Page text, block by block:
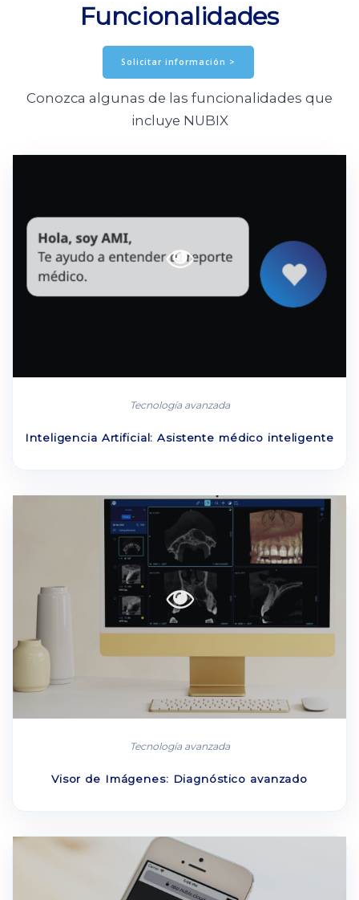
Funcionalidades
Solicitar información >
Conozca algunas de las funcionalidades que
incluye NUBIX
Tecnología avanzada
Inteligencia Artificial: Asistente médico inteligente
Tecnología avanzada
Visor de Imágenes: Diagnóstico avanzado